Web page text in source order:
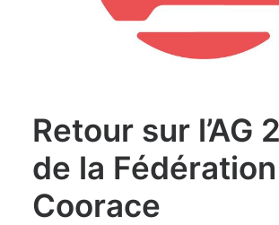
Retour sur l’AG
de la Fédération
Coorace